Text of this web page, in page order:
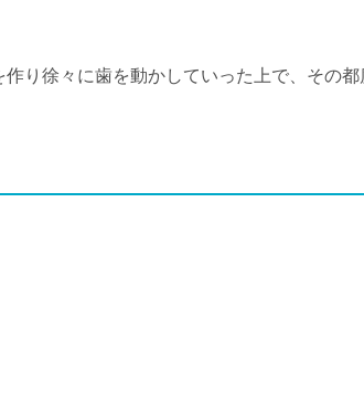
り徐々に歯を動かしていった上で、その都